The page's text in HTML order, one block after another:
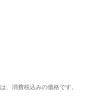
、消費税込みの価格です。